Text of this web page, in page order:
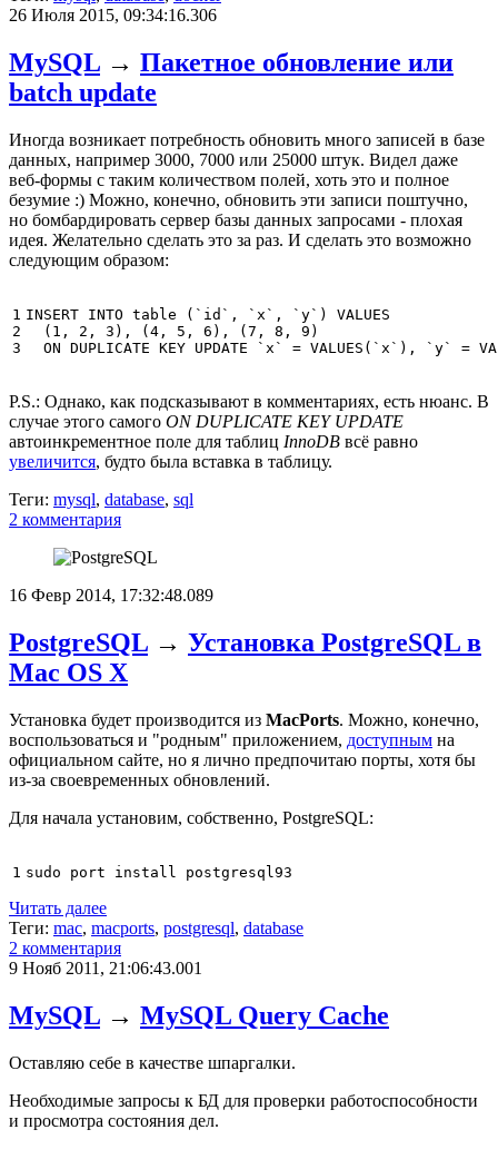
26 Июля 2015, 09:34:16.306
MySQL → Пакетное обновление или
batch update
Иногда возникает потребность обновить много записей в базе
данных, например 3000, 7000 или 25000 штук. Видел даже
веб-формы с таким количеством полей, хоть это и полное
безумие :) Можно, конечно, обновить эти записи поштучно,
но бомбардировать сервер базы данных запросами - плохая
идея. Желательно сделать это за раз. И сделать это возможно
следующим образом:
1
2
3
INSERT INTO table ( `id` , `x` , `y` )
VALUES
( 1 , 2 , 3 ), ( 4 , 5 , 6 ), ( 7 , 8 , 9 )
ON DUPLICATE KEY UPDATE `x` = VALUES ( `x` ), `y` =
P.S.: Однако, как подсказывают в комментариях, есть нюанс. В
случае этого самого ON DUPLICATE KEY UPDATE
автоинкрементное поле для таблиц InnoDB всё равно
увеличится, будто была вставка в таблицу.
Теги: mysql, database, sql
2 комментария
16 Февр 2014, 17:32:48.089
PostgreSQL → Установка PostgreSQL в
Mac OS X
Установка будет производится из MacPorts. Можно, конечно,
воспользоваться и "родным" приложением, доступным на
официальном сайте, но я лично предпочитаю порты, хотя бы
из-за своевременных обновлений.
Для начала установим, собственно, PostgreSQL:
1
Читать далее
Теги: mac, macports, postgresql, database
2 комментария
9 Нояб 2011, 21:06:43.001
MySQL → MySQL Query Cache
Оставляю себе в качестве шпаргалки.
Необходимые запросы к БД для проверки работоспособности
и просмотра состояния дел.